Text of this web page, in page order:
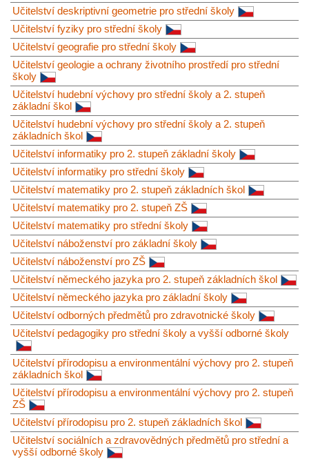
Učitelství deskriptivní geometrie pro střední školy
Učitelství fyziky pro střední školy
Učitelství geografie pro střední školy
Učitelství geologie a ochrany životního prostředí pro střední
školy
Učitelství hudební výchovy pro střední školy a 2. stupeň
základní škol
Učitelství hudební výchovy pro střední školy a 2. stupeň
základních škol
Učitelství informatiky pro 2. stupeň základní školy
Učitelství informatiky pro střední školy
Učitelství matematiky pro 2. stupeň základních škol
Učitelství matematiky pro 2. stupeň ZŠ
Učitelství matematiky pro střední školy
Učitelství náboženství pro základní školy
Učitelství náboženství pro ZŠ
Učitelství německého jazyka pro 2. stupeň základních škol
Učitelství německého jazyka pro základní školy
Učitelství odborných předmětů pro zdravotnické školy
Učitelství pedagogiky pro střední školy a vyšší odborné školy
Učitelství přírodopisu a environmentální výchovy pro 2. stupeň
základních škol
Učitelství přírodopisu a environmentální výchovy pro 2. stupeň
ZŠ
Učitelství přírodopisu pro 2. stupeň základních škol
Učitelství sociálních a zdravovědných předmětů pro střední a
vyšší odborné školy